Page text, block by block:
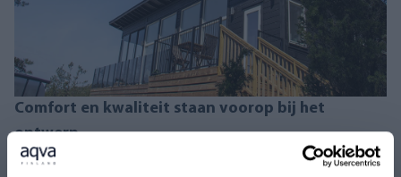
Comfort en kwaliteit staan ​​voorop bij het
ontwerp
"Mijn nieuwe huisje is van alle gemakken voorzien en heeft